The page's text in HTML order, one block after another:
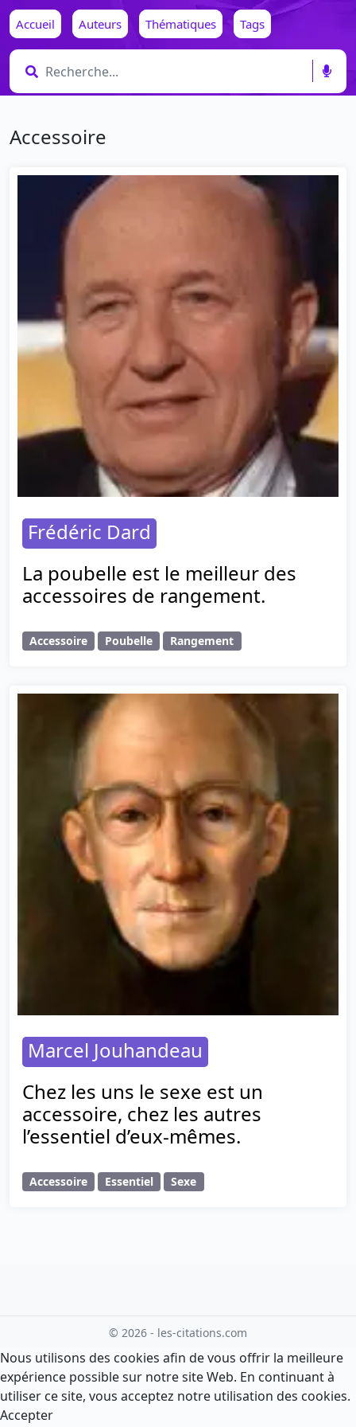
Accueil Auteurs Thématiques Tags
Accessoire
Frédéric Dard
La poubelle est le meilleur des
accessoires de rangement.
Accessoire Poubelle Rangement
Marcel Jouhandeau
Chez les uns le sexe est un
accessoire, chez les autres
l’essentiel d’eux-mêmes.
Accessoire Essentiel Sexe
© 2026 - les-citations.com
Nous utilisons des cookies afin de vous offrir la meilleure
expérience possible sur notre site Web. En continuant à
utiliser ce site, vous acceptez notre utilisation des cookies.
Accepter